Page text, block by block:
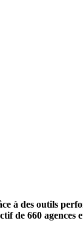
à des outils
de 660 agences